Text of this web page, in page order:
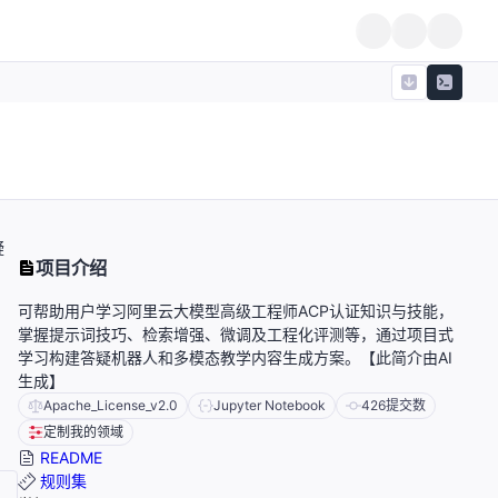
项目介绍
可帮助用户学习阿里云大模型高级工程师ACP认证知识与技能，
掌握提示词技巧、检索增强、微调及工程化评测等，通过项目式
学习构建答疑机器人和多模态教学内容生成方案。【此简介由AI
生成】
Apache_License_v2.0 Jupyter Notebook 426提交数
定制我的领域
README
规则集